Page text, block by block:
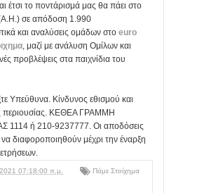
έτσι το ποντάρισμά μας θα πάει στο
σε απόδοση 1.990
και αναλύσεις ομάδων στο euro
, μαζί με ανάλυση Ομίλων και
προβλέψεις στα παιχνίδια του
Υπεύθυνα. Κίνδυνος εθισμού και
περιουσίας. ΚΕΘΕΑ ΓΡΑΜΜΗ
1114 ή 210-9237777. Οι αποδόσεις
να διαφοροποιηθούν μέχρι την έναρξη
07:18:00 π.μ. Πάμε Στοίχημα